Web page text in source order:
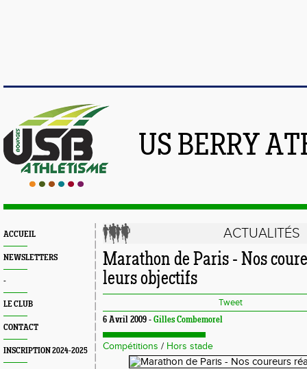
US BERRY
ACCUEIL
NEWSLETTERS
-
LE CLUB
CONTACT
INSCRIPTION 2024-2025
ACTUALITÉS
Marathon de Paris - Nos
leurs objectifs
Tweet
6 Avril 2009 - Gilles Combemorel
Compétitions / Hors stade